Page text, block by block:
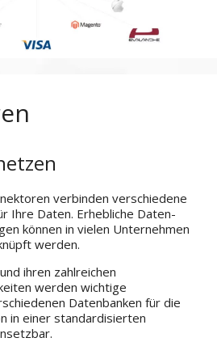
verbinden verschiedene
Ihre Daten. Erhebliche Daten-
können in vielen Unternehmen
werden.
ihren zahlreichen
werden wichtige
Datenbanken für die
in einer standardisierten